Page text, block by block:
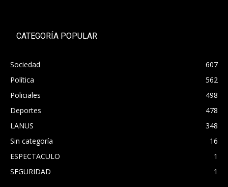
CATEGORÍA POPULAR
Sociedad
607
Política
562
Policiales
498
Deportes
478
LANUS
348
Sin categoría
16
ESPECTACULO
1
SEGURIDAD
1